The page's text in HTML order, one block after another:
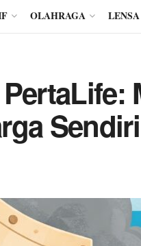
OLAHRAGA